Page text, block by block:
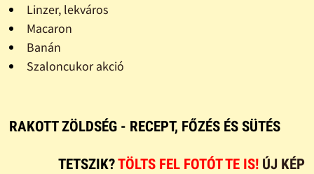
Linzer, lekváros
Macaron
Banán
Szaloncukor akció
RAKOTT ZÖLDSÉG - RECEPT, FŐZÉS ÉS SÜTÉS
TETSZIK?TÖLTS FEL FOTÓT TE IS! ÚJ KÉP